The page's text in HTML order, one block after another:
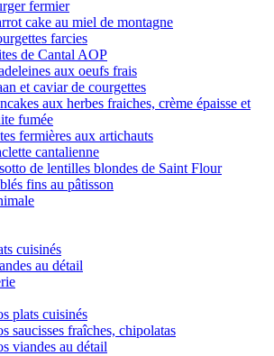
fermier
cake au miel de montagne
farcies
de Cantal AOP
aux oeufs frais
et caviar de courgettes
aux herbes fraiches, crème épaisse et
fumée
fermières aux artichauts
cantalienne
de lentilles blondes de Saint Flour
fins au pâtisson
cuisinés
au détail
plats cuisinés
saucisses fraîches, chipolatas
viandes au détail